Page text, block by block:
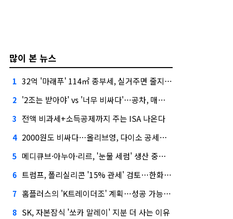
많이 본 뉴스
1 32억 '마래푸' 114㎡ 종부세, 실거주면 줄지만 안 살면 2.5배
2 '2조는 받아야' vs '너무 비싸다'…공차, 매각 성공할까
3 전액 비과세+소득공제까지 주는 ISA 나온다
4 2000원도 비싸다…올리브영, 다이소 공세에 '가성비'로 맞불
5 메디큐브·아누아·리르, '눈물 세럼' 생산 중단한다
6 트럼프, 폴리실리콘 '15% 관세' 검토…한화큐셀·OCI 영향은?
7 홈플러스의 'K트레이더조' 계획…성공 가능성은 '글쎄'
8 SK, 자본잠식 '쏘카 말레이' 지분 더 사는 이유